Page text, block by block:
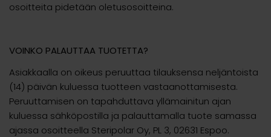
osoitteita pidetään oletusosoitteina.
VOINKO PALAUTTAA TUOTETTA?
Asiakkaalla on oikeus peruuttaa tilauksensa neljäntoista
(14) päivän kuluessa tuotteen vastaanottamisesta.
Peruuttamisen on tapahduttava yllämainitun ajan
kuluessa sähköpostilla ja palauttamalla tuote samassa
ajassa osoitteella Steripolar Oy, PL 3, 02631 Espoo.